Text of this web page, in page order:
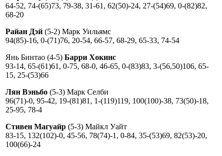
64-52, 74-(65)73, 79-38, 31-61, 62(50)-24, 27-(54)69, 0-(82)82,
68-20
Райан Дэй (5-2) Марк Уильямс
94(85)-16, 0-(71)76, 20-54, 66-57, 68-29, 65-33, 74-54
Янь Бинтао (4-5) Барри Хокинс
93-14, 65-(61)61, 0-75, 68-0, 46-65, 0-(83)83, 3-(56,50)106, 65-
15, 25-(53)66
Лян Вэньбо (5-3) Марк Селби
96(71)-0, 95-42, 19-(81)81, 1-(119)119, 100(100)-38, 73(50)-18,
25-95, 78-4
Стивен Магуайр (5-3) Майкл Уайт
83-15, 132(102)-0, 45-56, 78(74)-1, 0-84, 35-(53)69, 82(53)-20,
100(66)-24